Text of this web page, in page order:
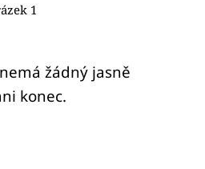
1
žádný jasně
konec.